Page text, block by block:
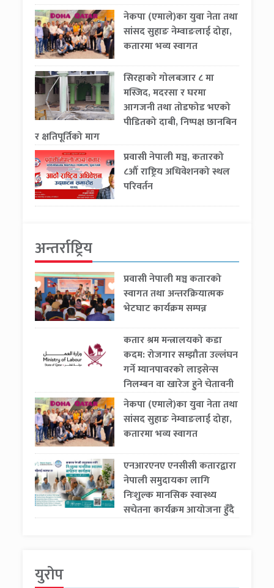
नेकपा (एमाले)का युवा नेता तथा
सांसद सुहाङ नेम्वाङलाई दोहा,
कतारमा भव्य स्वागत
सिरहाको गोलबजार ८ मा
मस्जिद, मदरसा र घरमा
आगजनी तथा तोडफोड भएको
पीडितको दाबी, निष्पक्ष छानबिन
र क्षतिपूर्तिको माग
प्रवासी नेपाली मञ्च, कतारको
८औँ राष्ट्रिय अधिवेशनको स्थल
परिवर्तन
अन्तर्राष्ट्रिय
प्रवासी नेपाली मञ्च कतारको
स्वागत तथा अन्तरक्रियात्मक
भेटघाट कार्यक्रम सम्पन्न
कतार श्रम मन्त्रालयको कडा
कदम: रोजगार सम्झौता उल्लंघन
गर्ने म्यानपावरको लाइसेन्स
निलम्बन वा खारेज हुने चेतावनी
नेकपा (एमाले)का युवा नेता तथा
सांसद सुहाङ नेम्वाङलाई दोहा,
कतारमा भव्य स्वागत
एनआरएनए एनसीसी कतारद्वारा
नेपाली समुदायका लागि
निःशुल्क मानसिक स्वास्थ्य
सचेतना कार्यक्रम आयोजना हुँदै
युरोप